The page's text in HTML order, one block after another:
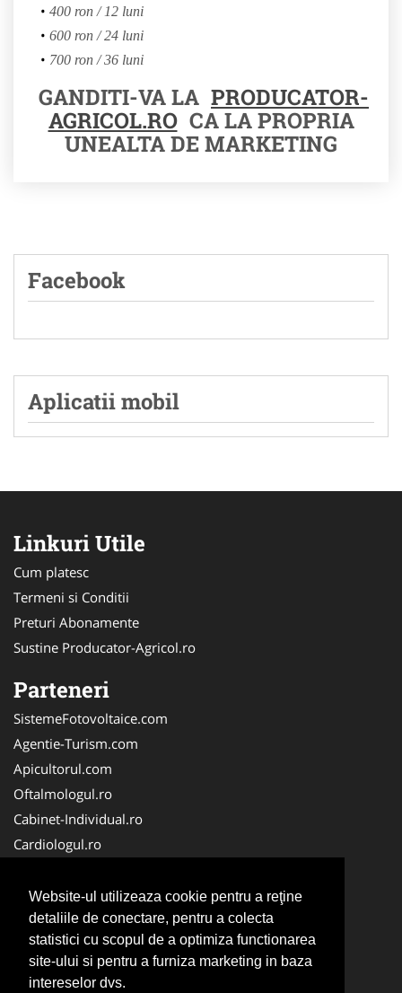
Website-ul utilizeaza cookie pentru a reţine
detaliile de conectare, pentru a colecta
statistici cu scopul de a optimiza functionarea
site-ului si pentru a furniza marketing in baza
intereselor dvs.
400 ron / 12 luni
600 ron / 24 luni
700 ron / 36 luni
GANDITI-VA LA PRODUCATOR-
AGRICOL.RO CA LA PROPRIA
UNEALTA DE MARKETING
Facebook
Aplicatii mobil
Linkuri Utile
Cum platesc
Termeni si Conditii
Preturi Abonamente
Sustine Producator-Agricol.ro
Parteneri
SistemeFotovoltaice.com
Agentie-Turism.com
Apicultorul.com
Oftalmologul.ro
Cabinet-Individual.ro
Cardiologul.ro
CramaVinuri.ro
Centru-Copiere.ro
CentruInchirieri.ro
Medic-Bun.com